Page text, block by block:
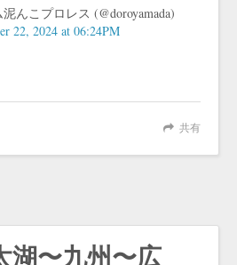
んこプロレス (@doroyamada)
22, 2024 at 06:24PM
共有
〜九州〜広